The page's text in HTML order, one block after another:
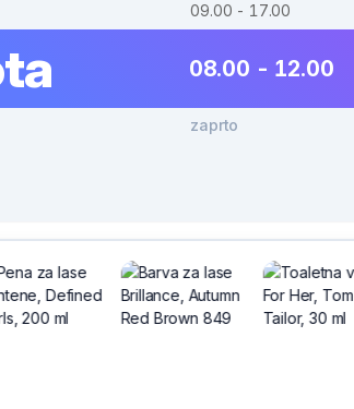
09.00 - 17.00
08.00 - 12.00
zaprto